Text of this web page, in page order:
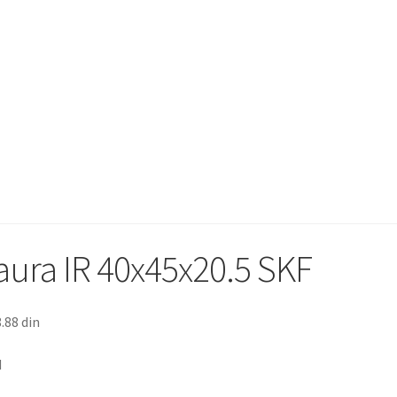
IR 40x45x20.5 SKF
din